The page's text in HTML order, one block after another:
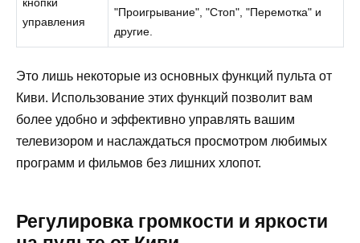
управления
"Проигрывание", "Стоп", "Перемотка" и
другие.
Это лишь некоторые из основных функций пульта от
Киви. Использование этих функций позволит вам
более удобно и эффективно управлять вашим
телевизором и наслаждаться просмотром любимых
программ и фильмов без лишних хлопот.
Регулировка громкости и яркости